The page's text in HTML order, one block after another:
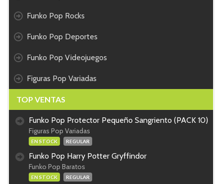
Funko Pop Rocks
Funko Pop Deportes
Funko Pop Videojuegos
Figuras Pop Variadas
TOP VENTAS
Funko Pop Protector Pequeño Sangriento (PACK 10)
Figuras Pop Variadas
EN STOCK REGULAR
Funko Pop Harry Potter Gryffindor
Funko Pop Baratos
EN STOCK REGULAR